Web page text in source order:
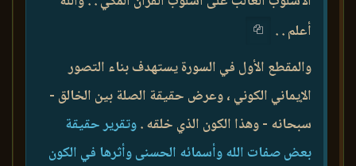
أعلم . .
والمقطع الأول في السورة يستهدف بناء التصور
الإيماني الكوني ، وعرض حقيقة الصلة بين الخالق -
سبحانه - وهذا الكون الذي خلقه .وتقرير حقيقة
بعض صفات الله وأسمائه الحسنى وأثرها في الكون